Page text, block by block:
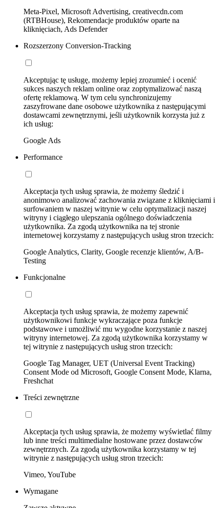
Meta-Pixel, Microsoft Advertising, creativecdn.com
(RTBHouse), Rekomendacje produktów oparte na
kliknięciach, Ads Defender
Rozszerzony Conversion-Tracking
Akceptując tę usługę, możemy lepiej zrozumieć i ocenić
sukces naszych reklam online oraz zoptymalizować naszą
ofertę reklamową. W tym celu synchronizujemy
zaszyfrowane dane osobowe użytkownika z następującymi
dostawcami zewnętrznymi, jeśli użytkownik korzysta już z
ich usług:
Google Ads
Performance
Akceptacja tych usług sprawia, że możemy śledzić i
anonimowo analizować zachowania związane z kliknięciami i
surfowaniem w naszej witrynie w celu optymalizacji naszej
witryny i ciągłego ulepszania ogólnego doświadczenia
użytkownika. Za zgodą użytkownika na tej stronie
internetowej korzystamy z następujących usług stron trzecich:
Google Analytics, Clarity, Google recenzje klientów, A/B-
Testing
Funkcjonalne
Akceptacja tych usług sprawia, że możemy zapewnić
użytkownikowi funkcje wykraczające poza funkcje
podstawowe i umożliwić mu wygodne korzystanie z naszej
witryny internetowej. Za zgodą użytkownika korzystamy w
tej witrynie z następujących usług stron trzecich:
Google Tag Manager, UET (Universal Event Tracking)
Consent Mode od Microsoft, Google Consent Mode, Klarna,
Freshchat
Treści zewnętrzne
Akceptacja tych usług sprawia, że możemy wyświetlać filmy
lub inne treści multimedialne hostowane przez dostawców
zewnętrznych. Za zgodą użytkownika korzystamy w tej
witrynie z następujących usług stron trzecich:
Vimeo, YouTube
Wymagane